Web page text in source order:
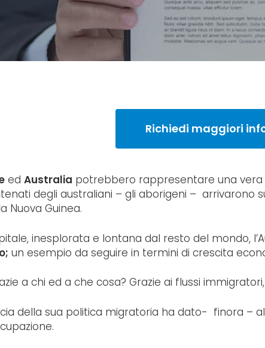
to close
Richiedi maggiori
edAustralia potrebbero rappresentare una vera
degli australiani – gli aborigeni – arrivarono
Nuova Guinea.
inesplorata e lontana dal resto del mondo,
un esempio da seguire in termini di crescita
a chi ed a che cosa? Grazie ai flussi immigratori,
della sua politica migratoria ha dato- finora –